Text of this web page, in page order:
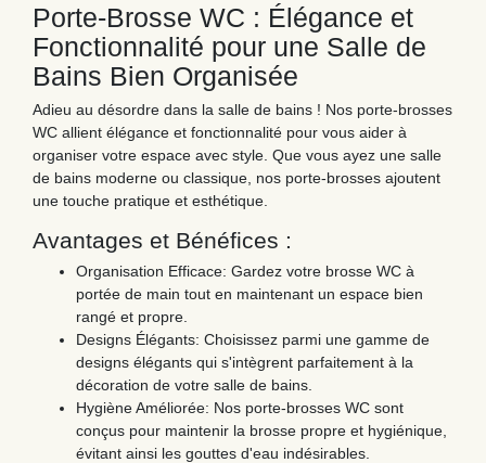
Porte-Brosse WC : Élégance et
Fonctionnalité pour une Salle de
Bains Bien Organisée
Adieu au désordre dans la salle de bains ! Nos porte-brosses
WC allient élégance et fonctionnalité pour vous aider à
organiser votre espace avec style. Que vous ayez une salle
de bains moderne ou classique, nos porte-brosses ajoutent
une touche pratique et esthétique.
Avantages et Bénéfices :
Organisation Efficace: Gardez votre brosse WC à
portée de main tout en maintenant un espace bien
rangé et propre.
Designs Élégants: Choisissez parmi une gamme de
designs élégants qui s'intègrent parfaitement à la
décoration de votre salle de bains.
Hygiène Améliorée: Nos porte-brosses WC sont
conçus pour maintenir la brosse propre et hygiénique,
évitant ainsi les gouttes d'eau indésirables.